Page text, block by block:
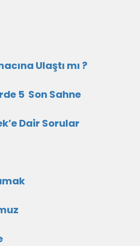
Ulaştı mı ?
5 Son Sahne
Dair Sorular